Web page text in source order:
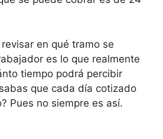
en qué tramo se
es lo que realmente
tiempo podrá percibir
que cada día cotizado
Pues no siempre es así.